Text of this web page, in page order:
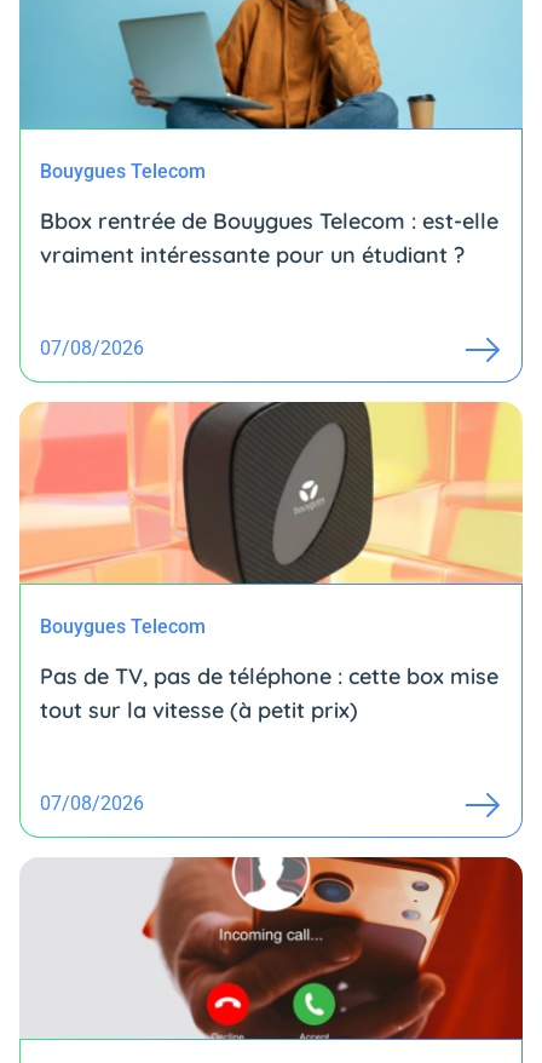
Bouygues Telecom
Bbox rentrée de Bouygues Telecom : est-elle
vraiment intéressante pour un étudiant ?
07/08/2026
Bouygues Telecom
Pas de TV, pas de téléphone : cette box mise
tout sur la vitesse (à petit prix)
07/08/2026